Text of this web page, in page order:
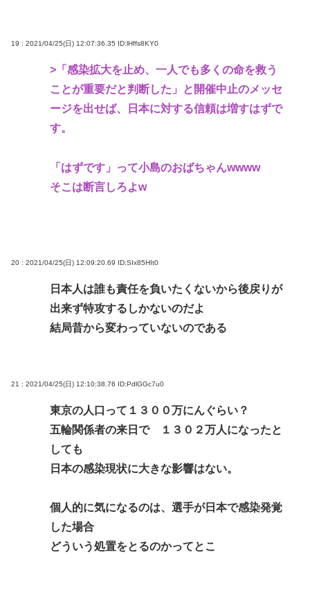
19 : 2021/04/25(日) 12:07:36.35 ID:lHffs8KY0
>「感染拡大を止め、一人でも多くの命を救う
ことが重要だと判断した」と開催中止のメッセ
ージを出せば、日本に対する信頼は増すはずで
す。
「はずです」って小島のおばちゃんwwww
そこは断言しろよw
20 : 2021/04/25(日) 12:09:20.69 ID:SIx85HIt0
日本人は誰も責任を負いたくないから後戻りが
出来ず特攻するしかないのだよ
結局昔から変わっていないのである
21 : 2021/04/25(日) 12:10:38.76 ID:PdlGGc7u0
東京の人口って１３００万にんぐらい？
五輪関係者の来日で １３０２万人になったと
しても
日本の感染現状に大きな影響はない。
個人的に気になるのは、選手が日本で感染発覚
した場合
どういう処置をとるのかってとこ